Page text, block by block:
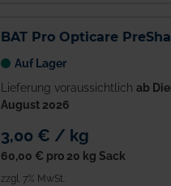
BAT Pro Opticare
Auf Lager
Lieferung voraussichtlich ab
August 2026
3,00 € / kg
60,00 € pro 20 kg Sack
zzgl. 7% MwSt.